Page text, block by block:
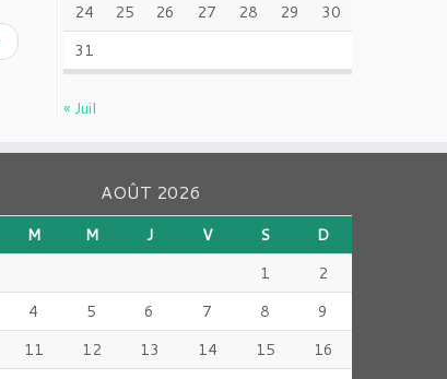
24
25 26 27 28 29
30
31
« Juil
AOÛT 2026
M M J V S
D
1
2
4 5 6 7 8
9
11 12 13 14 15
16